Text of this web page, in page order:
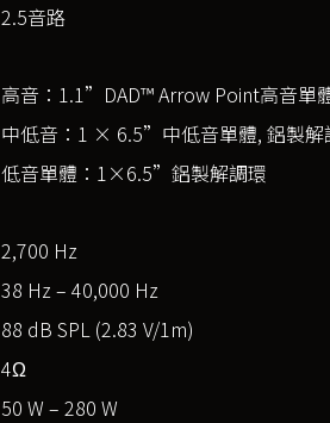
2.5音路
高音：1.1”DAD™ Arrow Point高音單
中低音：1 × 6.5”中低音單體, 鋁製解
低音單體：1×6.5”鋁製解調環
2,700 Hz
38 Hz – 40,000 Hz
88 dB SPL (2.83 V/1m)
4Ω
50 W – 280 W